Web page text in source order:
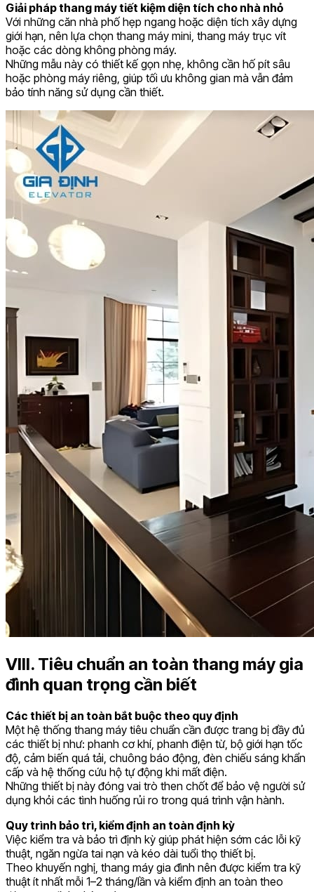
Giải pháp thang máy tiết kiệm diện tích cho nhà nhỏ
Với những căn nhà phố hẹp ngang hoặc diện tích xây dựng
giới hạn, nên lựa chọn thang máy mini, thang máy trục vít
hoặc các dòng không phòng máy.
Những mẫu này có thiết kế gọn nhẹ, không cần hố pít sâu
hoặc phòng máy riêng, giúp tối ưu không gian mà vẫn đảm
bảo tính năng sử dụng cần thiết.
VIII. Tiêu chuẩn an toàn thang máy gia
đình quan trọng cần biết
Các thiết bị an toàn bắt buộc theo quy định
Một hệ thống thang máy tiêu chuẩn cần được trang bị đầy đủ
các thiết bị như: phanh cơ khí, phanh điện từ, bộ giới hạn tốc
độ, cảm biến quá tải, chuông báo động, đèn chiếu sáng khẩn
cấp và hệ thống cứu hộ tự động khi mất điện.
Những thiết bị này đóng vai trò then chốt để bảo vệ người sử
dụng khỏi các tình huống rủi ro trong quá trình vận hành.
Quy trình bảo trì, kiểm định an toàn định kỳ
Việc kiểm tra và bảo trì định kỳ giúp phát hiện sớm các lỗi kỹ
thuật, ngăn ngừa tai nạn và kéo dài tuổi thọ thiết bị.
Theo khuyến nghị, thang máy gia đình nên được kiểm tra kỹ
thuật ít nhất mỗi 1–2 tháng/lần và kiểm định an toàn theo